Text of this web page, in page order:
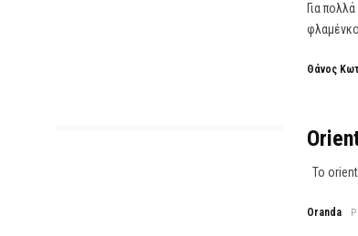
Για
Θάνος
Το orient
Oranda